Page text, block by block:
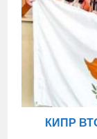
КИПР